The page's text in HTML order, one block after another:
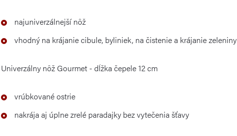
najuniverzálnejší nôž
vhodný na krájanie cibule, byliniek, na čistenie a krájanie zeleniny
Univerzálny nôž Gourmet - dĺžka čepele 12 cm
vrúbkované ostrie
nakrája aj úplne zrelé paradajky bez vytečenia šťavy